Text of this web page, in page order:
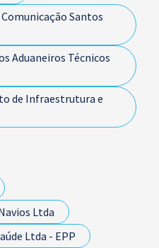
Santos
Aduaneiros Técnicos
de Infraestrutura e
Ltda
Ltda - EPP